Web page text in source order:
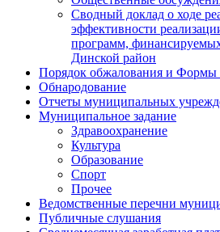
Сводный доклад о ходе
эффективности
программ,
Динской район
Порядок обжалования и Формы
Обнародование
Отчеты муниципальных
Муниципальное задание
Здравоохранение
Культура
Образование
Спорт
Прочее
Ведомственные перечни
Публичные слушания